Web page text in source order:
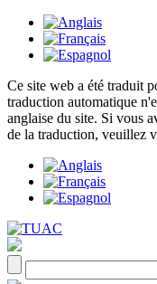
Ce site web a été traduit
traduction automatique
anglaise du site. Si vous
de la traduction, veuillez